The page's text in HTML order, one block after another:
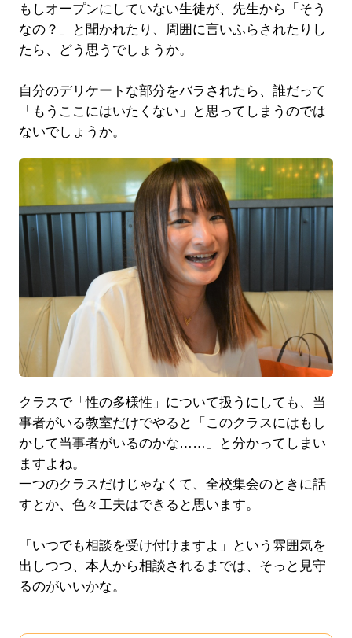
もしオープンにしていない生徒が、先生から「そう
なの？」と聞かれたり、周囲に言いふらされたりし
たら、どう思うでしょうか。
自分のデリケートな部分をバラされたら、誰だって
「もうここにはいたくない」と思ってしまうのでは
ないでしょうか。
クラスで「性の多様性」について扱うにしても、当
事者がいる教室だけでやると「このクラスにはもし
かして当事者がいるのかな……」と分かってしまい
ますよね。
一つのクラスだけじゃなくて、全校集会のときに話
すとか、色々工夫はできると思います。
「いつでも相談を受け付けますよ」という雰囲気を
出しつつ、本人から相談されるまでは、そっと見守
るのがいいかな。